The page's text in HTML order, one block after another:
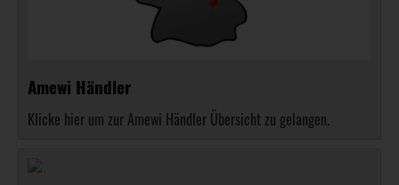
Amewi Händler
Klicke hier um zur Amewi Händler Übersicht zu gelangen.